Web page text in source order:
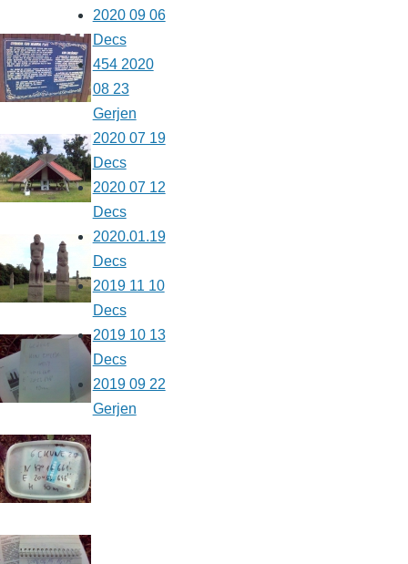
2020 09 06
Decs
454 2020
08 23
Gerjen
2020 07 19
Decs
2020 07 12
Decs
2020.01.19
Decs
2019 11 10
Decs
2019 10 13
Decs
2019 09 22
Gerjen